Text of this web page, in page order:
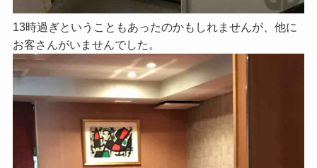
13時過ぎということもあったのかもしれませんが、他に
お客さんがいませんでした。